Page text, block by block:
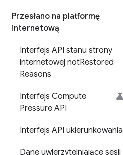
Przesłano na platformę
internetową
Interfejs API stanu strony
internetowej notRestored
Reasons
Interfejs Compute
Pressure API
Interfejs API ukierunkowania
Dane uwierzytelniające sesji